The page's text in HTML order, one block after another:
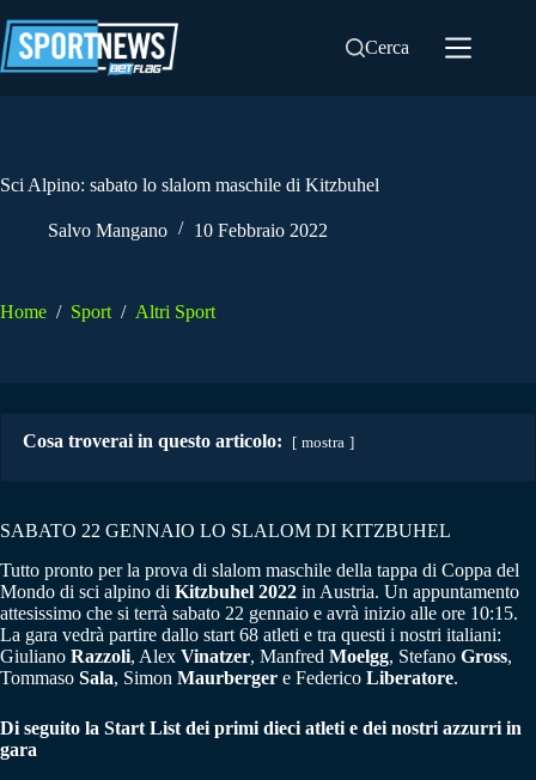
al
contenuto
Cerca
Sci Alpino: sabato lo slalom maschile di Kitzbuhel
Salvo Mangano 10 Febbraio 2022
Home / Sport / Altri Sport
Cosa troverai in questo articolo: mostra
SABATO 22 GENNAIO LO SLALOM DI KITZBUHEL
Tutto pronto per la prova di slalom maschile della tappa di Coppa del
Mondo di sci alpino di Kitzbuhel 2022 in Austria. Un appuntamento
attesissimo che si terrà sabato 22 gennaio e avrà inizio alle ore 10:15.
La gara vedrà partire dallo start 68 atleti e tra questi i nostri italiani:
Giuliano Razzoli, Alex Vinatzer, Manfred Moelgg, Stefano Gross,
Tommaso Sala, Simon Maurberger e Federico Liberatore.
Di seguito la Start List dei primi dieci atleti e dei nostri azzurri in
gara